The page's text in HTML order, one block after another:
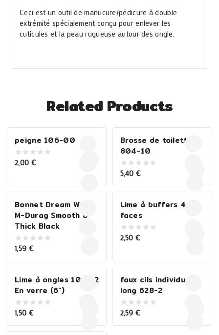
Ceci est un outil de manucure/pédicure à double
extrémité spécialement conçu pour enlever les
cuticules et la peau rugueuse autour des ongle.
Related Products
peigne 106-00
0
2,00 €
Brosse de toilettage
804-10
0
of
5
5,40€
Bonnet Dream World
M-Durag Smooth &
Thick Black
0
of
5
1,59 €
Lime à buffers 4
faces
0
2,50€
Lime à ongles 107-12
En verre (6″)
0
of
5
1,50 €
faux cils individuels
long 628-2
0
of
2,59€